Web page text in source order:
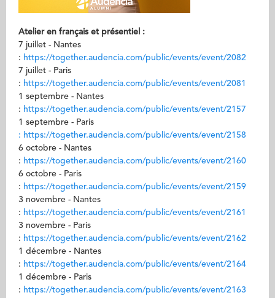
Atelier en français et présentiel :
7 juillet - Nantes
: https://together.audencia.com/public/events/event/2082
7 juillet - Paris
: https://together.audencia.com/public/events/event/2081
1 septembre - Nantes
: https://together.audencia.com/public/events/event/2157
1 septembre - Paris
: https://together.audencia.com/public/events/event/2158
6 octobre - Nantes
: https://together.audencia.com/public/events/event/2160
6 octobre - Paris
: https://together.audencia.com/public/events/event/2159
3 novembre - Nantes
: https://together.audencia.com/public/events/event/2161
3 novembre - Paris
: https://together.audencia.com/public/events/event/2162
1 décembre - Nantes
: https://together.audencia.com/public/events/event/2164
1 décembre - Paris
: https://together.audencia.com/public/events/event/2163